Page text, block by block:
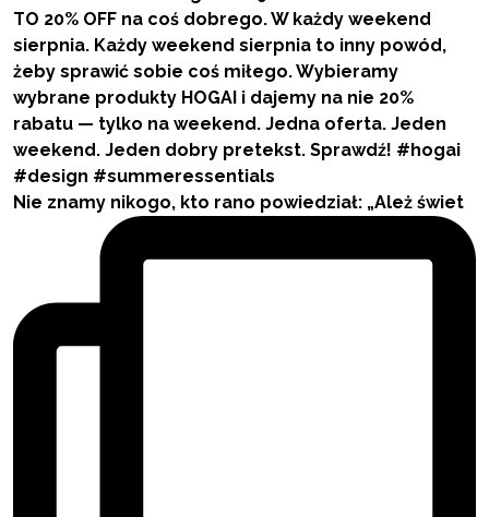
Nie znamy nikogo, kto rano powiedział: „Ależ świet